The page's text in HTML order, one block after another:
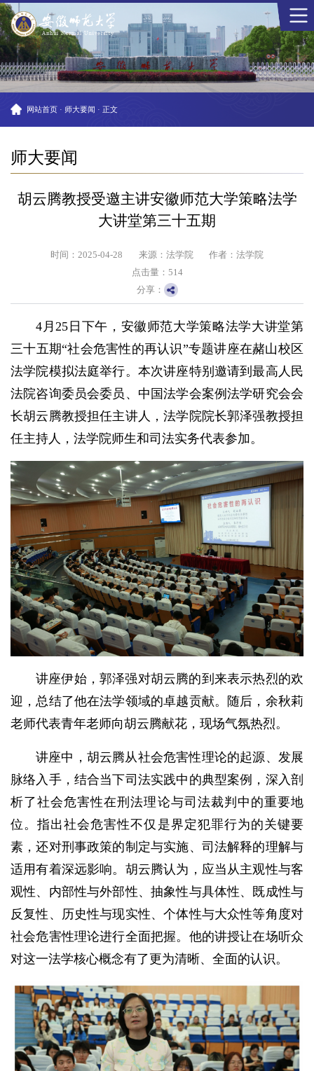
网站首页 · 师大要闻 · 正文
师大要闻
胡云腾教授受邀主讲安徽师范大学策略法学
大讲堂第三十五期
时间：2025-04-28 来源：法学院
作者：法学院
点击量： 514
分享：
4月25日下午，安徽师范大学策略法学大讲堂第
三十五期“社会危害性的再认识”专题讲座在赭山校区
法学院模拟法庭举行。本次讲座特别邀请到最高人民
法院咨询委员会委员、中国法学会案例法学研究会会
长胡云腾教授担任主讲人，法学院院长郭泽强教授担
任主持人，法学院师生和司法实务代表参加。
讲座伊始，郭泽强对胡云腾的到来表示热烈的欢
迎，总结了他在法学领域的卓越贡献。随后，余秋莉
老师代表青年老师向胡云腾献花，现场气氛热烈。
讲座中，胡云腾从社会危害性理论的起源、发展
脉络入手，结合当下司法实践中的典型案例，深入剖
析了社会危害性在刑法理论与司法裁判中的重要地
位。指出社会危害性不仅是界定犯罪行为的关键要
素，还对刑事政策的制定与实施、司法解释的理解与
适用有着深远影响。胡云腾认为，应当从主观性与客
观性、内部性与外部性、抽象性与具体性、既成性与
反复性、历史性与现实性、个体性与大众性等角度对
社会危害性理论进行全面把握。他的讲授让在场听众
对这一法学核心概念有了更为清晰、全面的认识。